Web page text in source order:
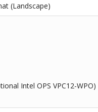
(Landscape)
Intel OPS VPC12-WPO)